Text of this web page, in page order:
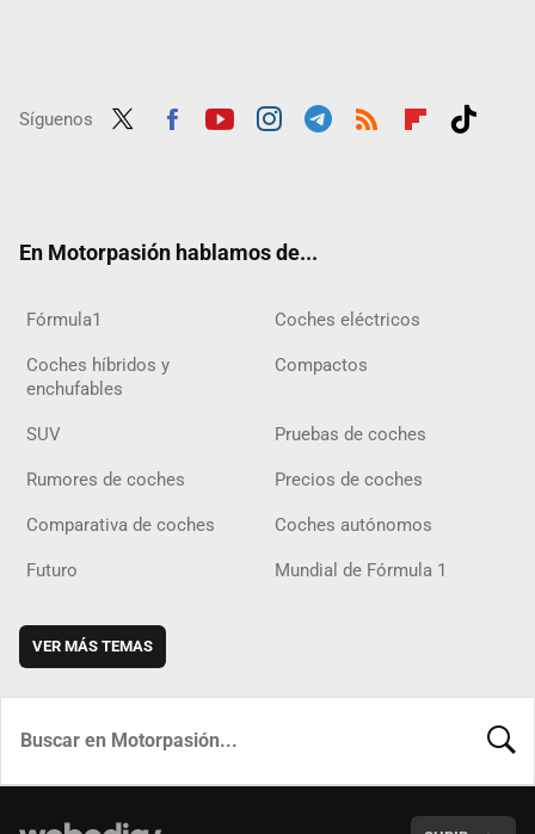
Síguenos
En Motorpasión hablamos de...
Fórmula1 Coches eléctricos
Coches híbridos y
enchufables
Compactos
SUV Pruebas de coches
Rumores de coches Precios de coches
Comparativa de coches Coches autónomos
Futuro Mundial de Fórmula 1
VER MÁS TEMAS